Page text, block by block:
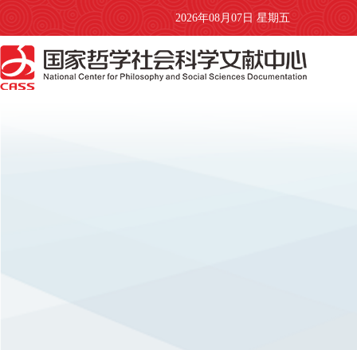
2026年08月07日 星期五